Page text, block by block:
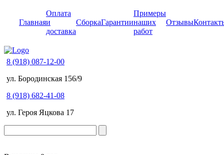
Главная
Оплата
и
доставка
СборкаГарантии
Примеры
наших
работ
Отзывы
8 (918) 087-12-00
ул. Бородинская 156/9
8 (918) 682-41-08
ул. Героя Яцкова 17